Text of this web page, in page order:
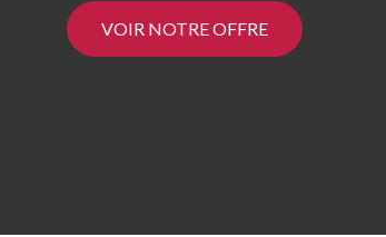
VOIR NOTRE OFFRE